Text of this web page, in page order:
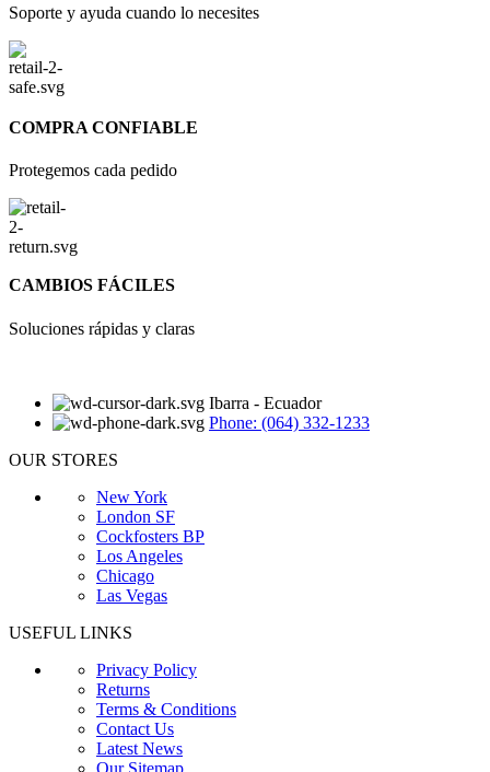
Soporte y ayuda cuando lo necesites
COMPRA CONFIABLE
Protegemos cada pedido
CAMBIOS FÁCILES
Soluciones rápidas y claras
Ibarra - Ecuador
Phone: (064) 332-1233
OUR STORES
New York
London SF
Cockfosters BP
Los Angeles
Chicago
Las Vegas
USEFUL LINKS
Privacy Policy
Returns
Terms & Conditions
Contact Us
Latest News
Our Sitemap